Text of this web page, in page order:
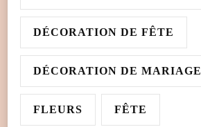
DÉCORATION DE FÊTE
DÉCORATION DE MARIAGE
FLEURS FÊTE